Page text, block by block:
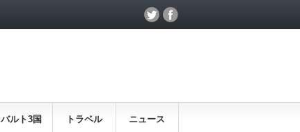
バルト3国 トラベル ニュース